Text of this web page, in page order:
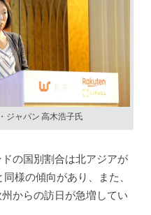
ジャパン 高木浩子氏
の国別割合は北アジアが
様の傾向があり、また、
からの訪日が急増してい